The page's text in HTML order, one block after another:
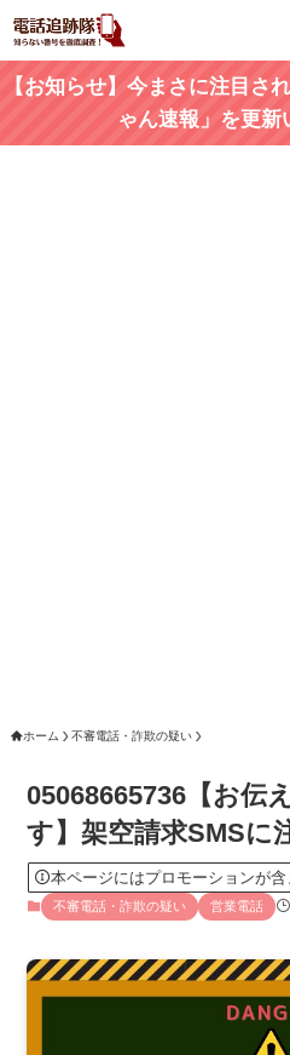
【お知らせ】今まさに注目さ
ゃん速報」を更新
ホーム 不審電話・詐欺の疑い
05068665736【お伝
す】架空請求SMSに
本ページにはプロモーションが
不審電話・詐欺の疑い 営業電話